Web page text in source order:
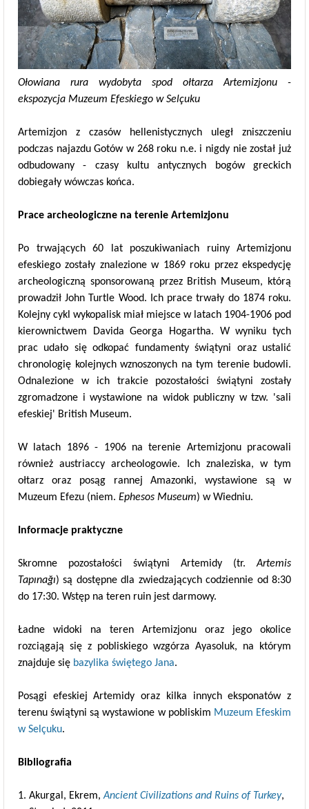
Ołowiana rura wydobyta spod ołtarza Artemizjonu -
ekspozycja Muzeum Efeskiego w Selçuku
Artemizjon z czasów hellenistycznych uległ zniszczeniu
podczas najazdu Gotów w 268 roku n.e. i nigdy nie został już
odbudowany - czasy kultu antycznych bogów greckich
dobiegały wówczas końca.
Prace archeologiczne na terenie Artemizjonu
Po trwających 60 lat poszukiwaniach ruiny Artemizjonu
efeskiego zostały znalezione w 1869 roku przez ekspedycję
archeologiczną sponsorowaną przez British Museum, którą
prowadził John Turtle Wood. Ich prace trwały do 1874 roku.
Kolejny cykl wykopalisk miał miejsce w latach 1904-1906 pod
kierownictwem Davida Georga Hogartha. W wyniku tych
prac udało się odkopać fundamenty świątyni oraz ustalić
chronologię kolejnych wznoszonych na tym terenie budowli.
Odnalezione w ich trakcie pozostałości świątyni zostały
zgromadzone i wystawione na widok publiczny w tzw. 'sali
efeskiej' British Museum.
W latach 1896 - 1906 na terenie Artemizjonu pracowali
również austriaccy archeologowie. Ich znaleziska, w tym
ołtarz oraz posąg rannej Amazonki, wystawione są w
Muzeum Efezu (niem. Ephesos Museum) w Wiedniu.
Informacje praktyczne
Skromne pozostałości świątyni Artemidy (tr.Artemis
Tapınağı) są dostępne dla zwiedzających codziennie od 8:30
do 17:30. Wstęp na teren ruin jest darmowy.
Ładne widoki na teren Artemizjonu oraz jego okolice
rozciągają się z pobliskiego wzgórza Ayasoluk, na którym
znajduje się bazylika świętego Jana.
Posągi efeskiej Artemidy oraz kilka innych eksponatów z
terenu świątyni są wystawione w pobliskim Muzeum Efeskim
w Selçuku.
Bibliografia
Akurgal, Ekrem,Ancient Civilizations and Ruins of Turkey,